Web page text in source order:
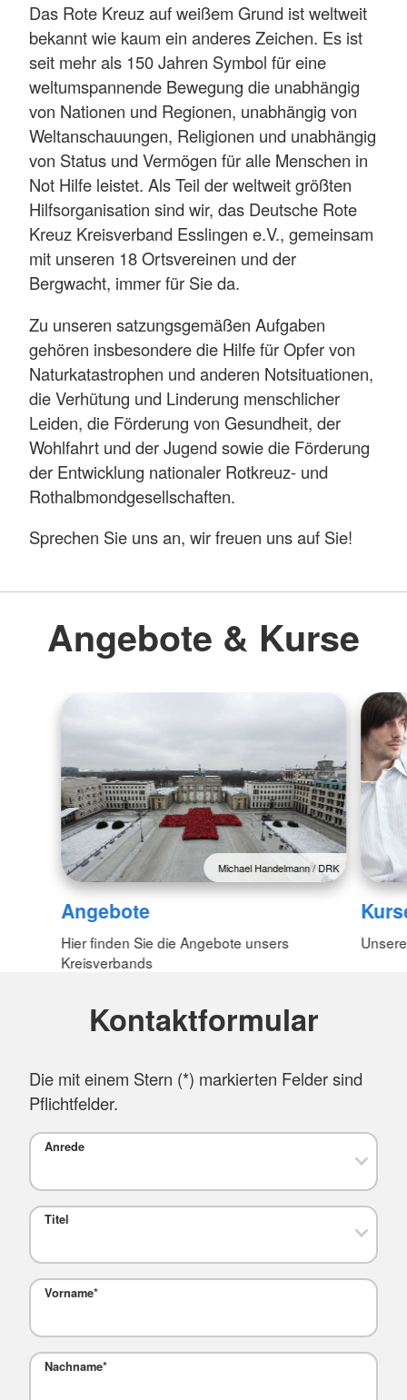
Das Rote Kreuz auf weißem Grund ist weltweit
bekannt wie kaum ein anderes Zeichen. Es ist
seit mehr als 150 Jahren Symbol für eine
weltumspannende Bewegung die unabhängig
von Nationen und Regionen, unabhängig von
Weltanschauungen, Religionen und unabhängig
von Status und Vermögen für alle Menschen in
Not Hilfe leistet. Als Teil der weltweit größten
Hilfsorganisation sind wir, das Deutsche Rote
Kreuz Kreisverband Esslingen e.V., gemeinsam
mit unseren 18 Ortsvereinen und der
Bergwacht, immer für Sie da.
Zu unseren satzungsgemäßen Aufgaben
gehören insbesondere die Hilfe für Opfer von
Naturkatastrophen und anderen Notsituationen,
die Verhütung und Linderung menschlicher
Leiden, die Förderung von Gesundheit, der
Wohlfahrt und der Jugend sowie die Förderung
der Entwicklung nationaler Rotkreuz- und
Rothalbmondgesellschaften.
Sprechen Sie uns an, wir freuen uns auf Sie!
Angebote & Kurse
Michael Handelmann / DRK
Angebote
Hier finden Sie die Angebote unsers
Kreisverbands
Kontaktformular
Die mit einem Stern (*) markierten Felder sind
Pflichtfelder.
Anrede
Titel
Vorname*
Nachname*